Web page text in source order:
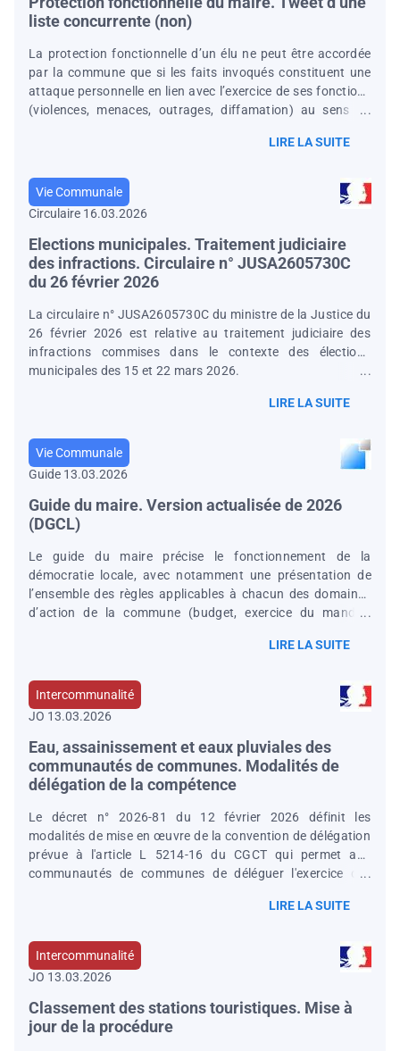
liste concurrente (non)
La protection fonctionnelle d’un élu ne peut être accordée
par la commune que si les faits invoqués constituent une
attaque personnelle en lien avec l’exercice de ses fonctions
(violences, menaces, outrages, diffamation) au sens de
ne pouvait être accordée pour un tweet de soutien à une
corruption à Nice », car ce message ne visait pas
personnellement le maire et ne constituait pas une attaque
au sens du CGCT (CAA Marseille, 3 février 2026, n°
24MA01976).
LIRE LA SUITE
Vie Communale
Circulaire 16.03.2026
Elections municipales. Traitement judiciaire
des infractions. Circulaire n° JUSA2605730C
du 26 février 2026
La circulaire n° JUSA2605730C du ministre de la Justice du
26 février 2026 est relative au traitement judiciaire des
infractions commises dans le contexte des élections
municipales des 15 et 22 mars 2026.
LIRE LA SUITE
Vie Communale
Guide 13.03.2026
Guide du maire. Version actualisée de 2026
(DGCL)
Le guide du maire précise le fonctionnement de la
démocratie locale, avec notamment une présentation de
l’ensemble des règles applicables à chacun des domaines
d’action de la commune (budget, exercice du mandat,
d'être actualisée notamment par la Direction générale des
l'Intérieur.
LIRE LA SUITE
Intercommunalité
JO 13.03.2026
Eau, assainissement et eaux pluviales des
communautés de communes. Modalités de
délégation de la compétence
Le décret n° 2026-81 du 12 février 2026 définit les
modalités de mise en œuvre de la convention de délégation
prévue à l'article L 5214-16 du CGCT qui permet aux
communautés de communes de déléguer l'exercice des
pluviales urbaines à l'une de leurs communes membres ou
LIRE LA SUITE
Intercommunalité
JO 13.03.2026
Classement des stations touristiques. Mise à
jour de la procédure